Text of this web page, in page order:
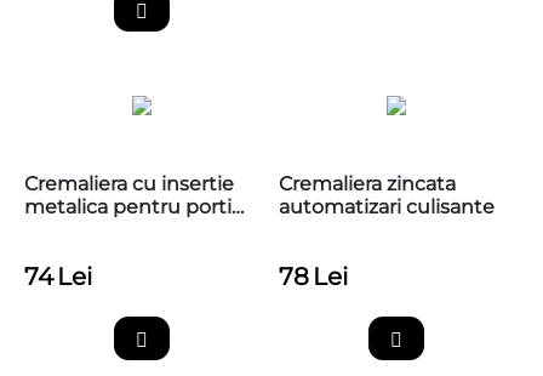
Cremaliera cu insertie
metalica pentru porti
74 Lei
Cremaliera zincata
automatizari culisante
78 Lei